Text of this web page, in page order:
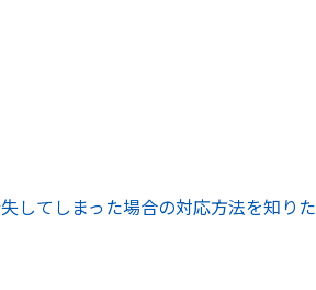
してしまった場合の対応方法を知りた